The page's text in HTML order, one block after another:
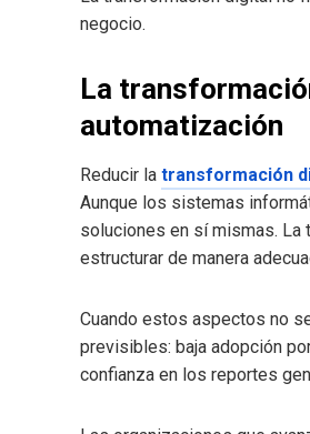
negocio.
La
automatización
Reducir la transformación
Aunque los sistemas
soluciones en sí mismas. La
estructurar de manera
Cuando estos aspectos no
previsibles: baja adopción
confianza en los reportes